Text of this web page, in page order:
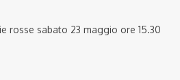
sabato 23 maggio ore 15.30